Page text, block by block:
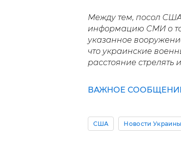
Между тем, посол
информацию СМИ о
указанное
что украинские
расстояние стрелять
ВАЖНОЕ
США Новости Украины